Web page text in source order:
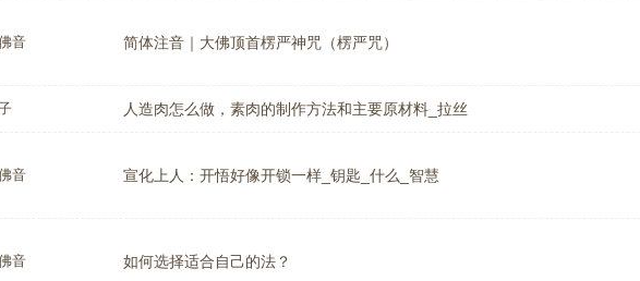
音 简体注音｜大佛顶首楞严神咒（楞严咒）
人造肉怎么做，素肉的制作方法和主要原材料_拉丝
音 宣化上人：开悟好像开锁一样_钥匙_什么_智慧
音 如何选择适合自己的法？